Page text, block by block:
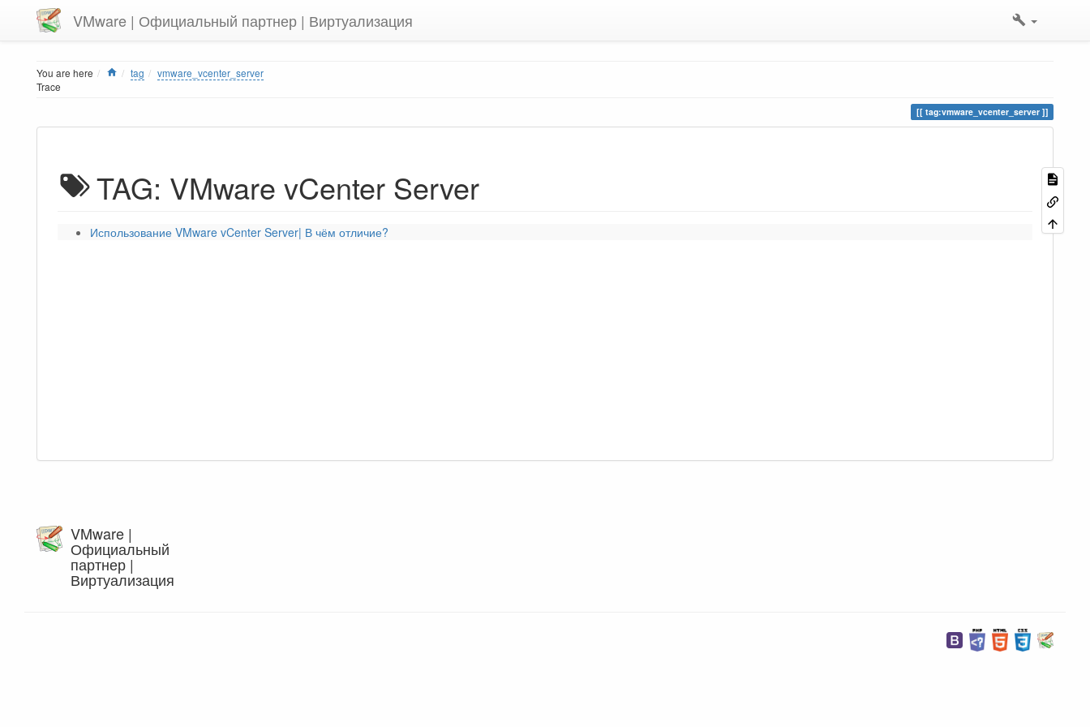
VMware | Официальный партнер | Виртуализация
You are here Home
tag
vmware_vcenter_server
Trace
tag:vmware_vcenter_server
TAG: VMware vCenter Server
Использование VMware vCenter Server| В чём отличие?
VMware |
Официальный
партнер |
Виртуализация